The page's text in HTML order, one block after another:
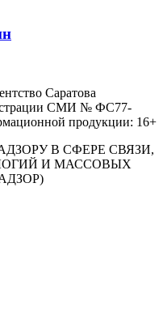
Саратова
СМИ № ФС77-
продукции: 16+
В СФЕРЕ СВЯЗИ,
И МАССОВЫХ